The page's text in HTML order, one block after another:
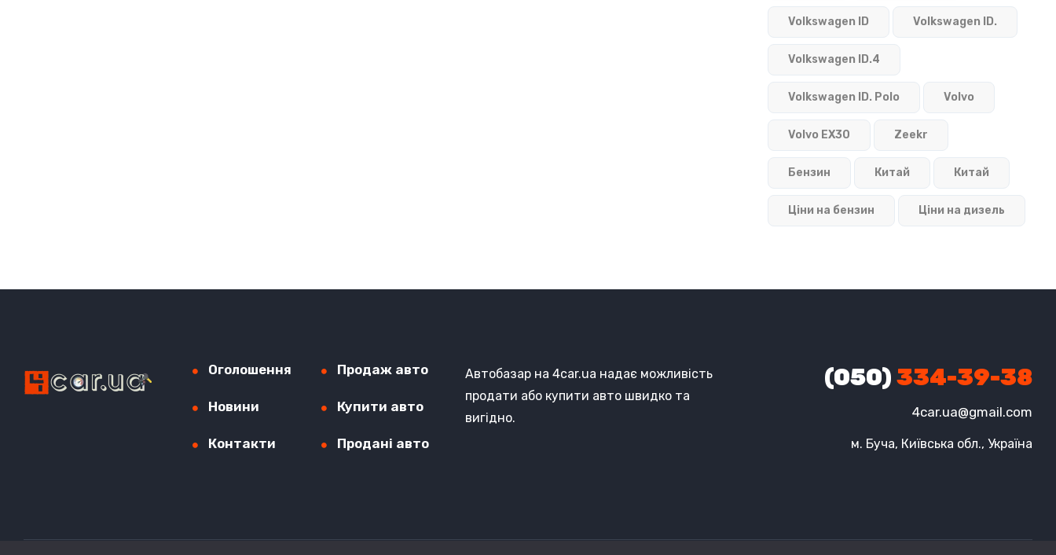
Volkswagen ID Volkswagen ID.
Volkswagen ID.4
Volkswagen ID. Polo Volvo
Volvo EX30 Zeekr
Бензин Китай Китай
Ціни на бензин Ціни на дизель
Оголошення Продаж авто
Новини Купити авто
Контакти Продані авто
Автобазар на 4car.ua надає можливість
продати або купити авто швидко та
вигідно.
(050)334-39-38
4car.ua@gmail.com
м. Буча, Київська обл., Україна